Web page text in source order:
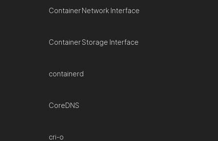
Container Network Interface
Container Storage Interface
containerd
CoreDNS
cri-o